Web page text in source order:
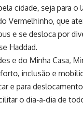
cidade, seja para o
Vermelhinho, que
e se desloca por
Haddad.
e do Minha Casa,
inclusão e
e para
o dia-a-dia de